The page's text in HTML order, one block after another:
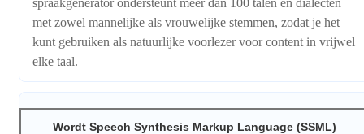
spraakgenerator ondersteunt meer dan 100 talen en dialecten
met zowel mannelijke als vrouwelijke stemmen, zodat je het
kunt gebruiken als natuurlijke voorlezer voor content in vrijwel
elke taal.
Wordt Speech Synthesis Markup Language (SSML)